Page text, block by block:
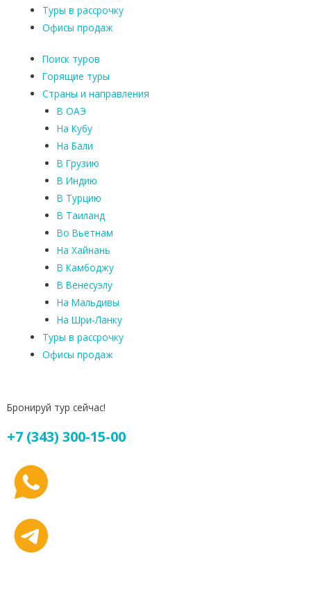
Туры в рассрочку
Офисы продаж
Поиск туров
Горящие туры
Страны и направления
В ОАЭ
На Кубу
На Бали
В Грузию
В Индию
В Турцию
В Таиланд
Во Вьетнам
На Хайнань
В Камбоджу
В Венесуэлу
На Мальдивы
На Шри-Ланку
Туры в рассрочку
Офисы продаж
Бронируй тур сейчас!
+7 (343) 300-15-00